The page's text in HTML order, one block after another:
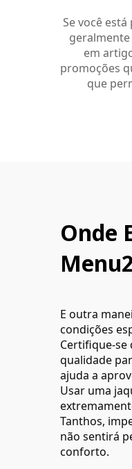
Se você
em
promoções
que
Onde
E outra
condições
Certifique-se
qualidade
ajuda a
Usar uma
Tanthos,
não sentirá
conforto.